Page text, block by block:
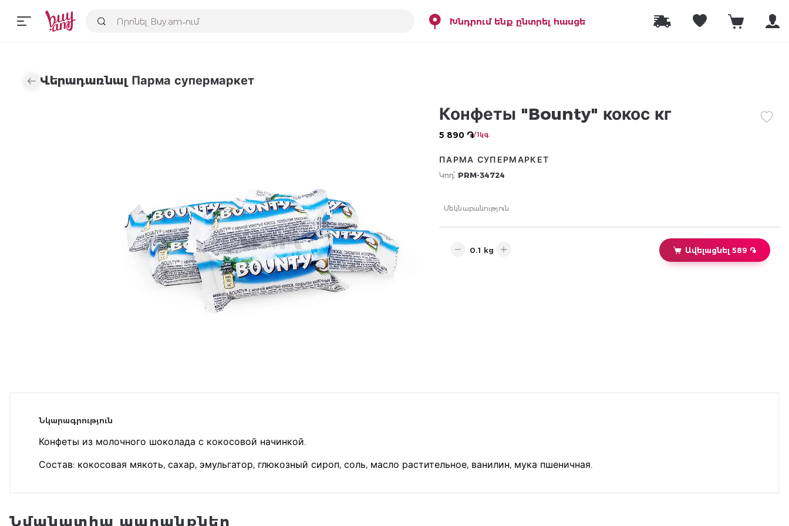
Խնդրում ենք ընտրել հասցե
Վերադառնալ Парма супермаркет
Конфеты "Bounty" кокос кг
5 890 ֏/ 1կգ
ПАРМА СУПЕРМАРКЕТ
Կոդ՝ PRM-34724
Մեկնաբանություն
kg Ավելացնել 589 ֏
Նկարագրություն
Конфеты из молочного шоколада с кокосовой начинкой.
Состав: кокосовая мякоть, сахар, эмульгатор, глюкозный сироп, соль, масло растительное, ванилин, мука пшеничная.
Նմանատիպ ապրանքներ